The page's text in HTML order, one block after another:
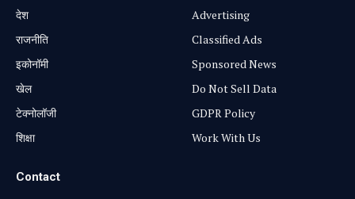
⁠देश
राजनीति
⁠इकोनॉमी
खेल
टेक्नोलॉजी
शिक्षा
Advertising
Classified Ads
Sponsored News
Do Not Sell Data
GDPR Policy
Work With Us
Contact